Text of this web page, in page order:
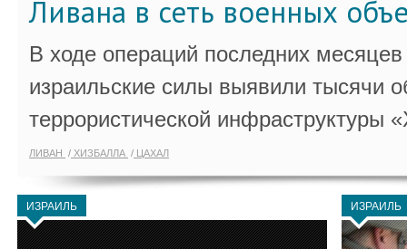
Ливана в сеть военных
В ходе операций последних
израильские силы выявили тысячи
террористической инфраструктуры
ЛИВАН ХИЗБАЛЛА ЦАХАЛ
ИЗРАИЛЬ ИЗРАИЛЬ